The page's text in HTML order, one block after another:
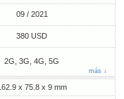
09 / 2021
380 USD
2G, 3G, 4G, 5G
más ↓
x 75.8 x 9 mm